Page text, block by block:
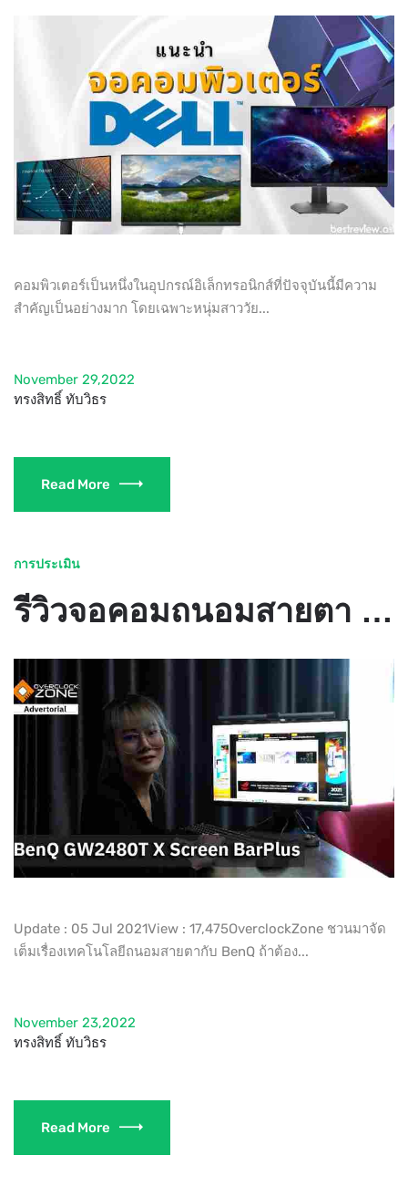
คอมพิวเตอร์เป็นหนึ่งในอุปกรณ์อิเล็กทรอนิกส์ที่ปัจจุบันนี้มีความ
สำคัญเป็นอย่างมาก โดยเฉพาะหนุ่มสาววัย...
November 29,2022
ทรงสิทธิ์ ทับวิธร
Read More
การประเมิน
รีวิวจอคอมถนอมสายตา BENQ GW2480T X โคมไฟ SCREEN BAR PLUS ได้เวลาจัดมุมทำงานที่บ้าน
Update : 05 Jul 2021View : 17,475OverclockZone ชวนมาจัด
เต็มเรื่องเทคโนโลยีถนอมสายตากับ BenQ ถ้าต้อง...
November 23,2022
ทรงสิทธิ์ ทับวิธร
Read More